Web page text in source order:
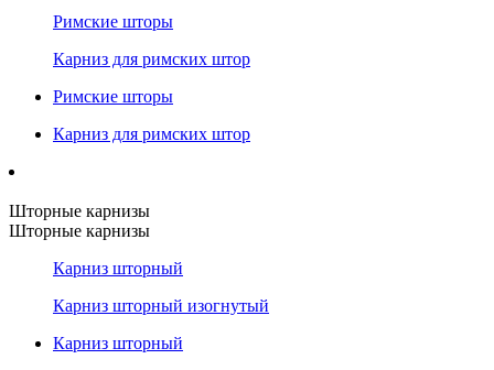
Римские шторы
Карниз для римских штор
Римские шторы
Карниз для римских штор
Шторные карнизы
Шторные карнизы
Карниз шторный
Карниз шторный изогнутый
Карниз шторный